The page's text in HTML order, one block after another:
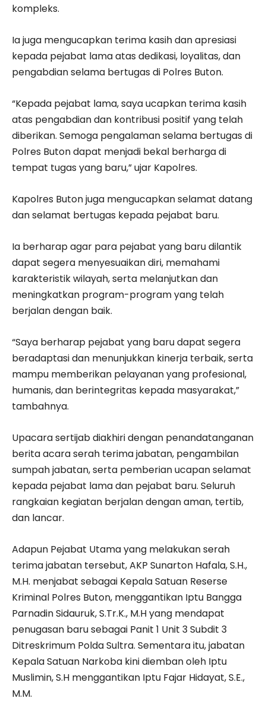
kompleks.
Ia juga mengucapkan terima kasih dan apresiasi
kepada pejabat lama atas dedikasi, loyalitas, dan
pengabdian selama bertugas di Polres Buton.
“Kepada pejabat lama, saya ucapkan terima kasih
atas pengabdian dan kontribusi positif yang telah
diberikan. Semoga pengalaman selama bertugas di
Polres Buton dapat menjadi bekal berharga di
tempat tugas yang baru,” ujar Kapolres.
Kapolres Buton juga mengucapkan selamat datang
dan selamat bertugas kepada pejabat baru.
Ia berharap agar para pejabat yang baru dilantik
dapat segera menyesuaikan diri, memahami
karakteristik wilayah, serta melanjutkan dan
meningkatkan program-program yang telah
berjalan dengan baik.
“Saya berharap pejabat yang baru dapat segera
beradaptasi dan menunjukkan kinerja terbaik, serta
mampu memberikan pelayanan yang profesional,
humanis, dan berintegritas kepada masyarakat,”
tambahnya.
Upacara sertijab diakhiri dengan penandatanganan
berita acara serah terima jabatan, pengambilan
sumpah jabatan, serta pemberian ucapan selamat
kepada pejabat lama dan pejabat baru. Seluruh
rangkaian kegiatan berjalan dengan aman, tertib,
dan lancar.
Adapun Pejabat Utama yang melakukan serah
terima jabatan tersebut, AKP Sunarton Hafala, S.H.,
M.H. menjabat sebagai Kepala Satuan Reserse
Kriminal Polres Buton, menggantikan Iptu Bangga
Parnadin Sidauruk, S.Tr.K., M.H yang mendapat
penugasan baru sebagai Panit 1 Unit 3 Subdit 3
Ditreskrimum Polda Sultra. Sementara itu, jabatan
Kepala Satuan Narkoba kini diemban oleh Iptu
Muslimin, S.H menggantikan Iptu Fajar Hidayat, S.E.,
M.M.